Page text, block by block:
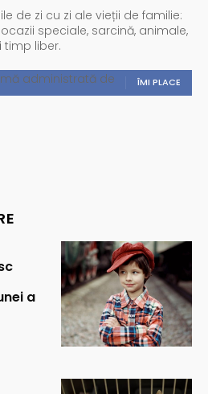
de zi cu zi ale vieții de familie:
speciale, sarcină, animale,
timp liber.
ÎMI PLACE
administrată de
a